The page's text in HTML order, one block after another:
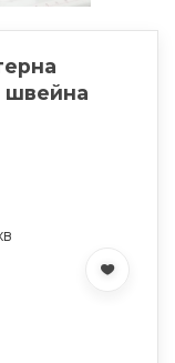
швейна